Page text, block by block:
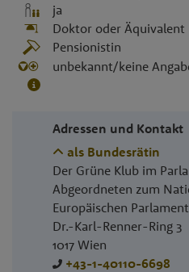
ja
Doktor oder Äquivalent
Pensionistin
unbekannt/keine
Adressen und Kontakt
als Bundesrätin
Der Grüne Klub im
Abgeordneten zum
Europäischen Parlament
Dr.-Karl-Renner-Ring 3
1017 Wien
+43-1-40110-6698